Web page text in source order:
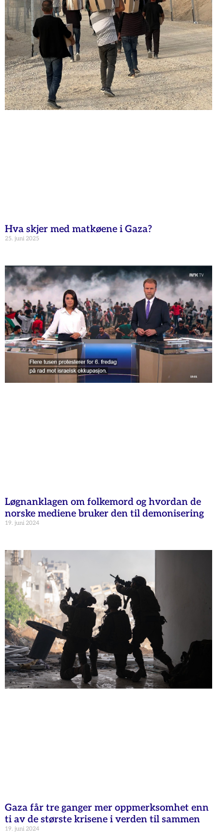
Hva skjer med matkøene i Gaza?
25. juni 2025
Løgnanklagen om folkemord og hvordan de
norske mediene bruker den til demonisering
19. juni 2024
Gaza får tre ganger mer oppmerksomhet enn
ti av de største krisene i verden til sammen
19. juni 2024